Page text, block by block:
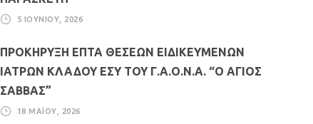
5 ΙΟΥΝΊΟΥ, 2026
ΠΡΟΚΗΡΥΞΗ ΕΠΤΑ ΘΕΣΕΩΝ ΕΙΔΙΚΕΥΜΕΝΩΝ
ΙΑΤΡΩΝ ΚΛΑΔΟΥ ΕΣΥ ΤΟΥ Γ.Α.Ο.Ν.Α. “Ο ΑΓΙΟΣ
ΣΑΒΒΑΣ”
18 ΜΑΪ́ΟΥ, 2026